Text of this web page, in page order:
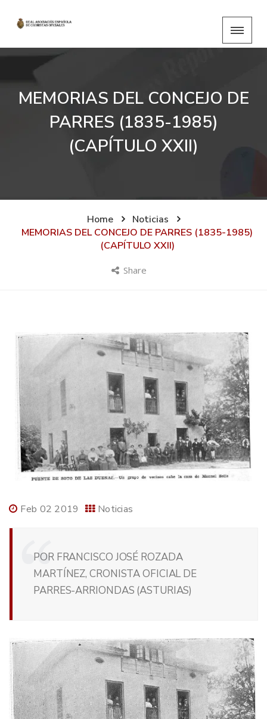
MEMORIAS DEL CONCEJO DE
PARRES (1835-1985)
(CAPÍTULO XXII)
Home
Noticias
MEMORIAS DEL CONCEJO DE PARRES (1835-1985)
(CAPÍTULO XXII)
Share
Feb 02 2019 Noticias
POR FRANCISCO JOSÉ ROZADA
MARTÍNEZ, CRONISTA OFICIAL DE
PARRES-ARRIONDAS (ASTURIAS)